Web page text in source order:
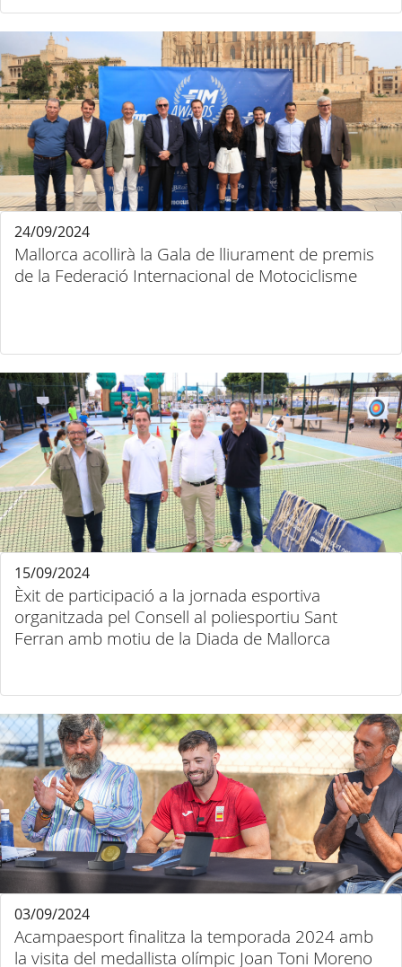
Mallorca acollirà la Gala de lliurament de premis
de la Federació Internacional de Motociclisme
24/09/2024
Èxit de participació a la jornada esportiva
organitzada pel Consell al poliesportiu Sant
Ferran amb motiu de la Diada de Mallorca
15/09/2024
Acampaesport finalitza la temporada 2024 amb
la visita del medallista olímpic Joan Toni Moreno
03/09/2024